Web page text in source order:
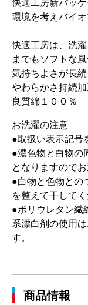
快適工房新パッ
環境を考えバイ
快適工房は、洗
までもソフトな
気持ちよさが長続
やわらかさ持続
良質綿１００％
お洗濯の注意
●取扱い表示記号
●濃色物と白物の
となりますのでお
●白物と色物との
を整えて干してく
●ポリウレタン繊
系漂白剤の使用
す。
商品情報